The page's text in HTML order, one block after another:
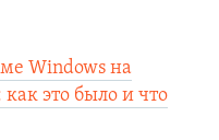
Windows на
это было и что